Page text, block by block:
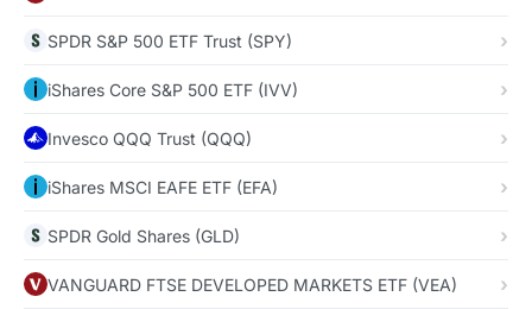
SPDR S&P 500 ETF Trust (SPY)
iShares Core S&P 500 ETF (IVV)
Invesco QQQ Trust (QQQ)
iShares MSCI EAFE ETF (EFA)
SPDR Gold Shares (GLD)
VANGUARD FTSE DEVELOPED MARKETS ETF (VEA)